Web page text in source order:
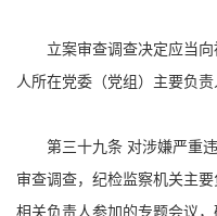
立案审查调查决定应当
人所在党委（党组）主要负责
第三十九条 对涉嫌严重
审查调查，纪检监察机关主
相关负责人参加的专题会议，